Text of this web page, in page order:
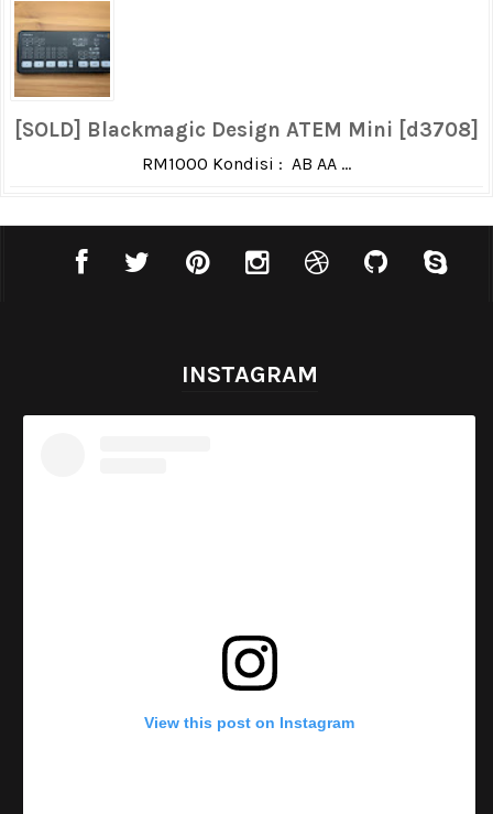
[SOLD] Blackmagic Design ATEM Mini [d3708]
RM1000 Kondisi : AB AA ...
INSTAGRAM
View this post on Instagram